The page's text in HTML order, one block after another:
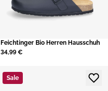
Feichtinger Bio Herren Hausschuh
34,99 €
Sale